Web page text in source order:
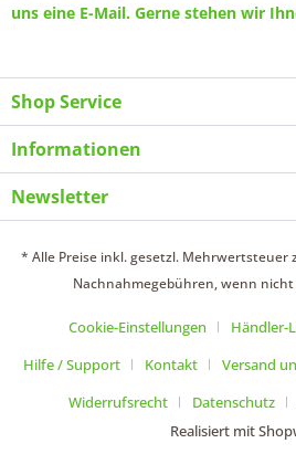
uns eine E-Mail. Gerne stehen wir
Shop Service
Informationen
Newsletter
* Alle Preise inkl. gesetzl. Mehrwertsteuer
Nachnahmegebühren, wenn
Cookie-Einstellungen Händler-
Hilfe / Support
Kontakt
Versand
Widerrufsrecht
Datenschutz
Realisiert mit